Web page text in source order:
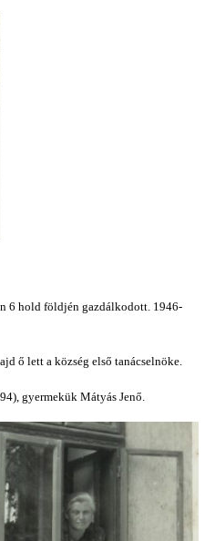
6 hold földjén gazdálkodott. 1946-
ő lett a község első tanácselnöke.
gyermekük Mátyás Jenő.